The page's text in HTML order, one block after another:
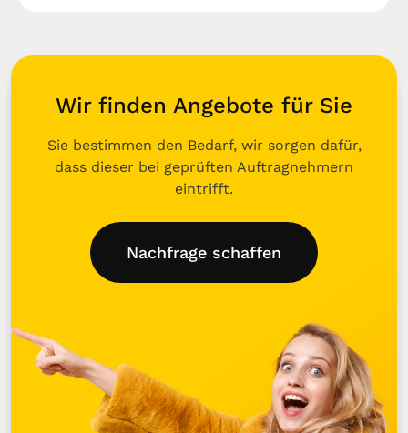
Wir finden Angebote für Sie
Sie bestimmen den Bedarf, wir sorgen dafür,
dass dieser bei geprüften Auftragnehmern
eintrifft.
Nachfrage schaffen